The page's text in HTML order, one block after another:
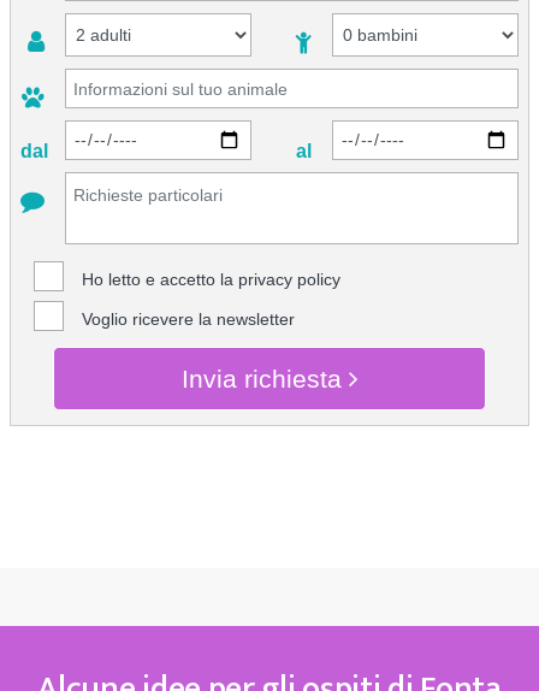
dal al
Ho letto e accetto la privacy policy
Voglio ricevere la newsletter
Invia richiesta